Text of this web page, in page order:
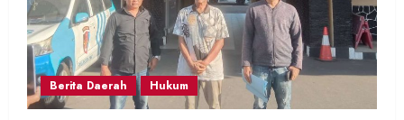
Berita Daerah Hukum